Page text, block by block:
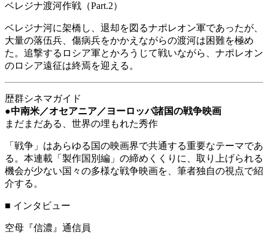
ベレジナ渡河作戦（Part.2）
ベレジナ河に架橋し、退却を図るナポレオン軍であったが、
大量の落伍兵、傷病兵をかかえながらの渡河は困難を極め
た。追撃するロシア軍とかろうじて戦いながら、ナポレオン
のロシア遠征は終焉を迎える。
歴群シネマガイド
●中南米／オセアニア／ヨーロッパ諸国の戦争映画
まだまだある、世界の埋もれた秀作
「戦争」はあらゆる国の映画界で共通する重要なテーマであ
る。本連載「製作国別編」の締めくくりに、取り上げられる
機会が少ない国々の多様な戦争映画を、筆者独自の視点で紹
介する。
■ インタビュー
空母『信濃』通信員